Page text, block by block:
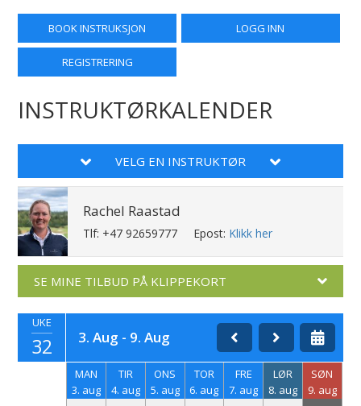
BOOK INSTRUKSJON LOGG INN
REGISTRERING
INSTRUKTØRKALENDER
VELG EN INSTRUKTØR
Rachel Raastad
Tlf: +47 92659777 Epost: Klikk her
SE MINE TILBUD PÅ KLIPPEKORT
UKE
32 3. Aug - 9. Aug
MAN
3. aug
TIR
4. aug
ONS
5. aug
TOR
6. aug
FRE
7. aug
LØR
8. aug
SØN
9. aug